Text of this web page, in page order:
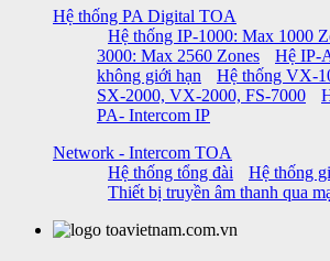
Hệ thống PA Digital TOA
Hệ thống IP-1000: Max 1000
3000: Max 2560 Zones
Hệ IP-
không giới hạn
Hệ thống VX-
SX-2000, VX-2000, FS-7000
PA- Intercom IP
Network - Intercom TOA
Hệ thống tổng đài
Hệ thống
Thiết bị truyền âm thanh qua